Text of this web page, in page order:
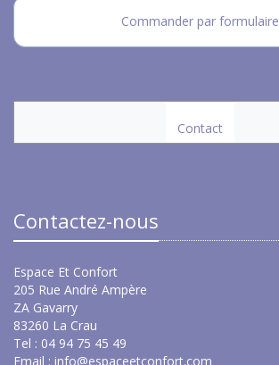
Commander par formulaire
Contact
Contactez-nous
Espace Et Confort
205 Rue André Ampère
ZA Gavarry
83260 La Crau
Tel : 04 94 75 45 49
Email : info@espaceetconfort.com